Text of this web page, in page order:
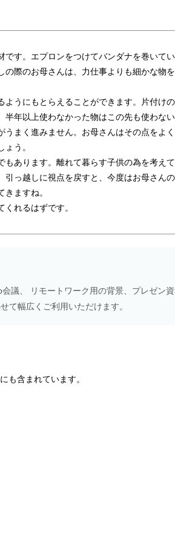
です。エプロンをつけてバンダナを巻いてい
際のお母さんは、力仕事よりも細かな物を
ようにもとらえることができます。片付けの
半年以上使わなかった物はこの先も使わない
まく進みません。お母さんはその点をよく
う。
もあります。離れて暮らす子供の為を考えて
引っ越しに視点を戻すと、今度はお母さんの
ますね。
れるはずです。
議、 リモートワーク用の背景、プレゼン
て幅広くご利用いただけます。
も含まれています。